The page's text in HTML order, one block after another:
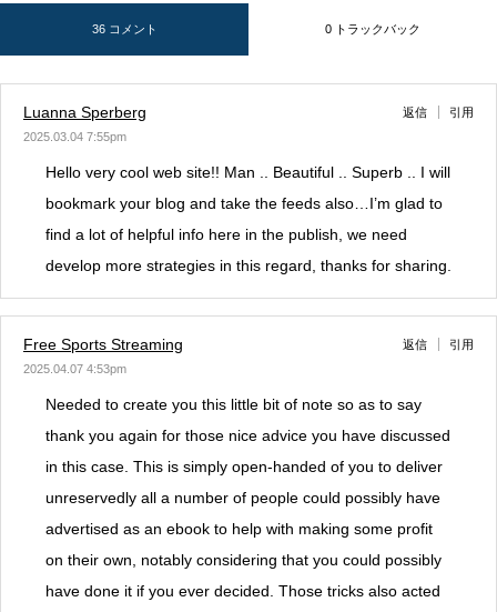
36 コメント 0 トラックバック
Luanna Sperberg
2025.03.04 7:55pm
返信 引用
Hello very cool web site!! Man .. Beautiful .. Superb .. I will
bookmark your blog and take the feeds also…I’m glad to
find a lot of helpful info here in the publish, we need
develop more strategies in this regard, thanks for sharing.
Free Sports Streaming
2025.04.07 4:53pm
返信 引用
Needed to create you this little bit of note so as to say
thank you again for those nice advice you have discussed
in this case. This is simply open-handed of you to deliver
unreservedly all a number of people could possibly have
advertised as an ebook to help with making some profit
on their own, notably considering that you could possibly
have done it if you ever decided. Those tricks also acted